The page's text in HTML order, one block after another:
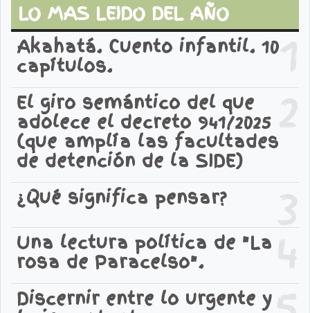
LO MAS LEIDO DEL AÑO
1
Akahatá. Cuento infantil. 10
capítulos.
2
El giro semántico del que
adolece el decreto 941/2025
(que amplía las facultades
de detención de la SIDE)
3
¿Qué significa pensar?
4
Una lectura política de "La
rosa de Paracelso".
Discernir entre lo urgente y